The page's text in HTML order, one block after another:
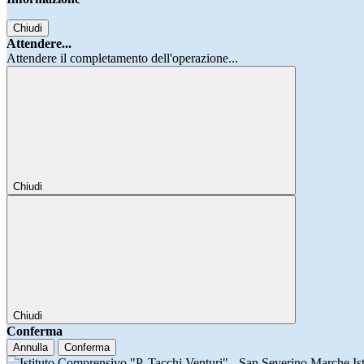
Chiudi
Attendere...
Attendere il completamento dell'operazione...
Chiudi
Chiudi
Conferma
Annulla Conferma